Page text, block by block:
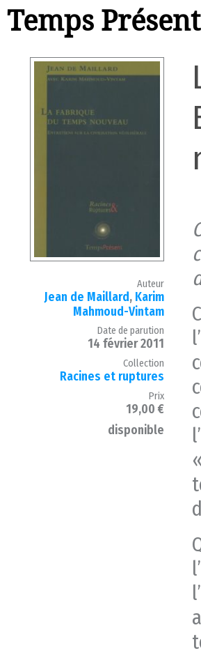
Temps
Auteur
Jean de Maillard, Karim
Mahmoud-Vintam
Date de parution
14 février 2011
Collection
Racines et ruptures
Prix
19,00 €
disponible